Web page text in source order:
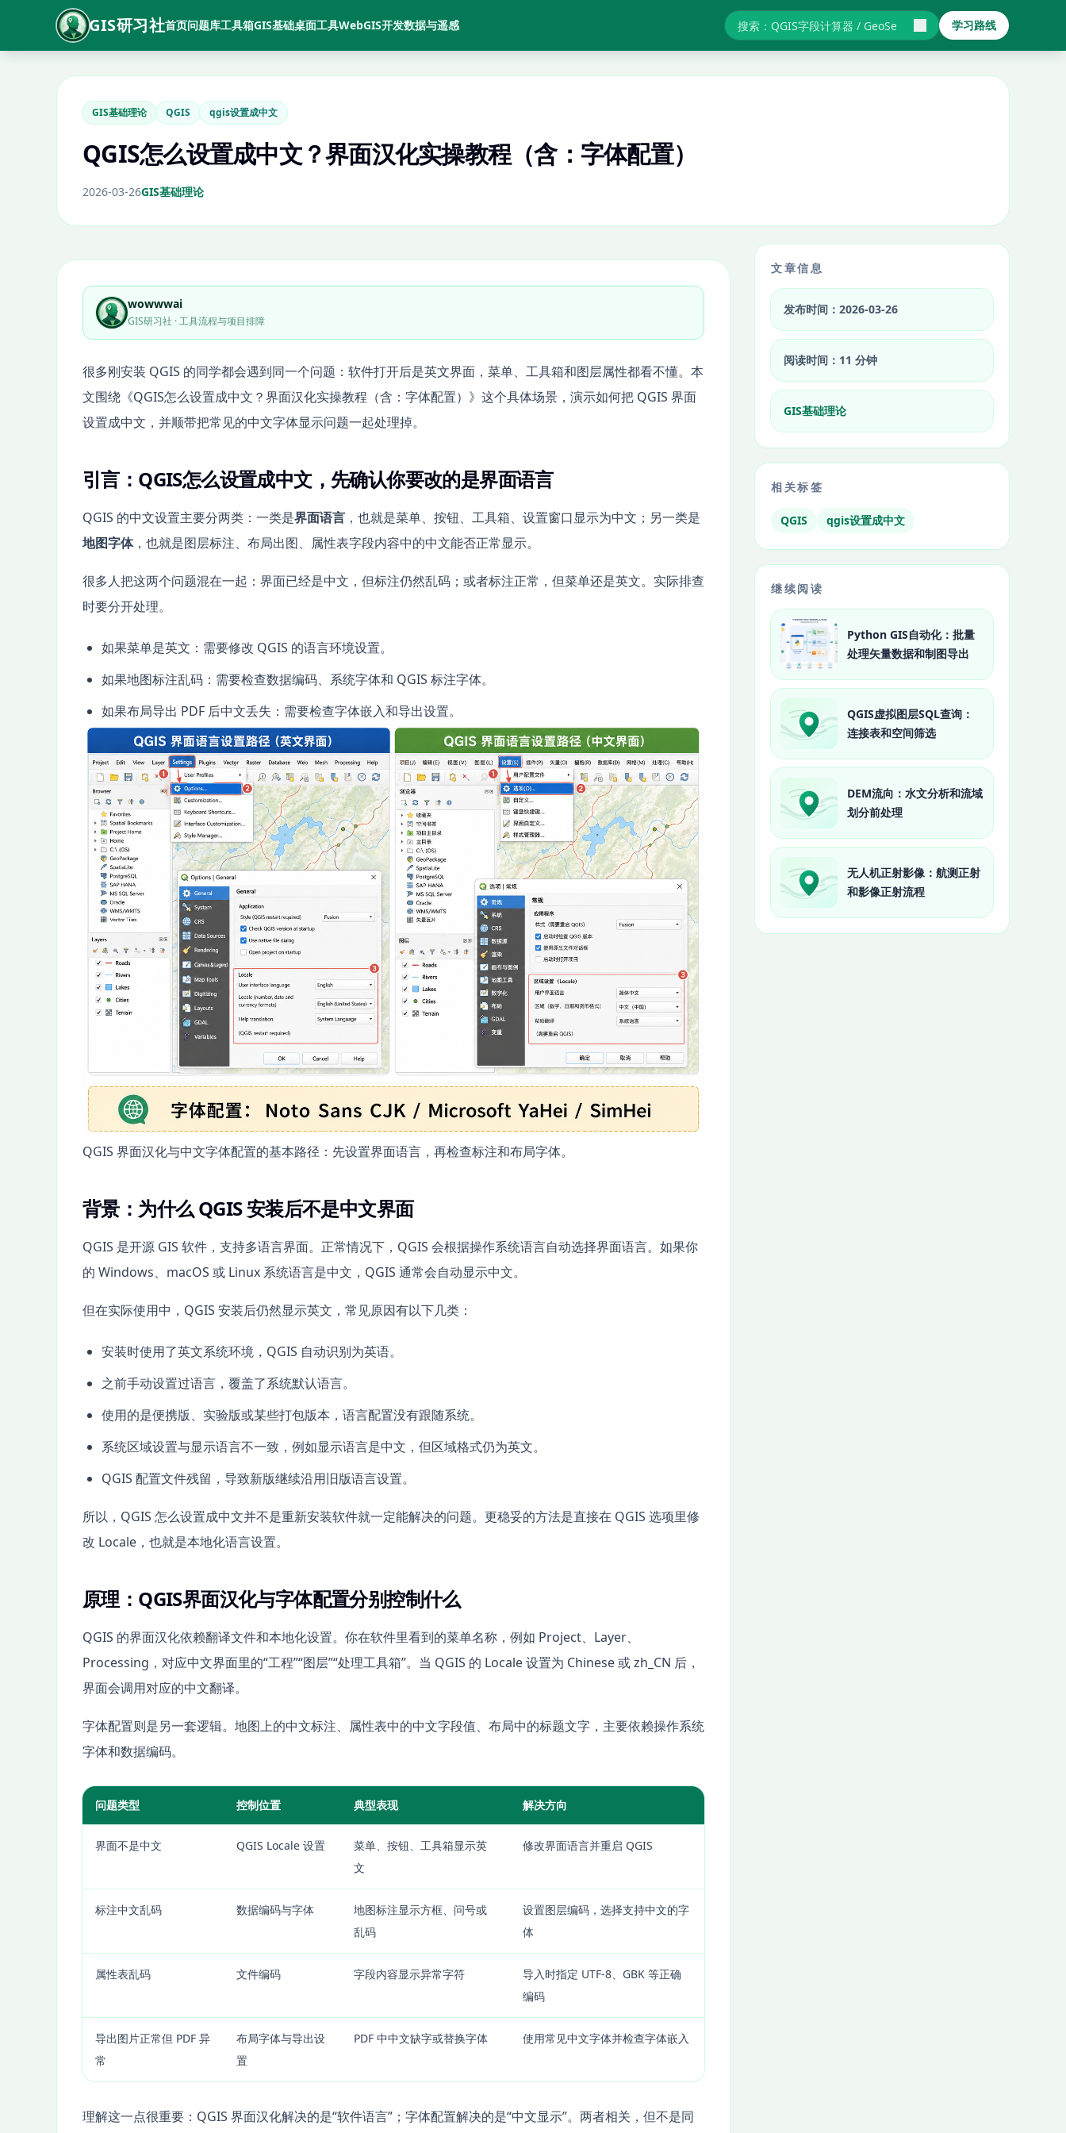
GIS研习社首页问题库工具箱GIS基础桌面工具WebGIS开发数据与遥感 搜索GIS教程与报错 学习路线
GIS基础理论 QGIS qgis设置成中文
QGIS怎么设置成中文？界面汉化实操教程（含：字体配置）
2026-03-26GIS基础理论
wowwwai
GIS研习社 · 工具流程与项目排障
很多刚安装 QGIS 的同学都会遇到同一个问题：软件打开后是英文界面，菜单、工具箱和图层属性都看不懂。本
文围绕《QGIS怎么设置成中文？界面汉化实操教程（含：字体配置）》这个具体场景，演示如何把 QGIS 界面
设置成中文，并顺带把常见的中文字体显示问题一起处理掉。
引言：QGIS怎么设置成中文，先确认你要改的是界面语言
QGIS 的中文设置主要分两类：一类是界面语言 ，也就是菜单、按钮、工具箱、设置窗口显示为中文；另一类是
地图字体，也就是图层标注、布局出图、属性表字段内容中的中文能否正常显示。
很多人把这两个问题混在一起：界面已经是中文，但标注仍然乱码；或者标注正常，但菜单还是英文。实际排查
时要分开处理。
如果菜单是英文：需要修改 QGIS 的语言环境设置。
如果地图标注乱码：需要检查数据编码、系统字体和 QGIS 标注字体。
如果布局导出 PDF 后中文丢失：需要检查字体嵌入和导出设置。
QGIS 界面汉化与中文字体配置的基本路径：先设置界面语言，再检查标注和布局字体。
背景：为什么 QGIS 安装后不是中文界面
QGIS 是开源 GIS 软件，支持多语言界面。正常情况下，QGIS 会根据操作系统语言自动选择界面语言。如果你
的 Windows、macOS 或 Linux 系统语言是中文，QGIS 通常会自动显示中文。
但在实际使用中，QGIS 安装后仍然显示英文，常见原因有以下几类：
安装时使用了英文系统环境，QGIS 自动识别为英语。
之前手动设置过语言，覆盖了系统默认语言。
使用的是便携版、实验版或某些打包版本，语言配置没有跟随系统。
系统区域设置与显示语言不一致，例如显示语言是中文，但区域格式仍为英文。
QGIS 配置文件残留，导致新版继续沿用旧版语言设置。
所以，QGIS 怎么设置成中文并不是重新安装软件就一定能解决的问题。更稳妥的方法是直接在 QGIS 选项里修
改 Locale，也就是本地化语言设置。
原理：QGIS界面汉化与字体配置分别控制什么
QGIS 的界面汉化依赖翻译文件和本地化设置。你在软件里看到的菜单名称，例如 Project、Layer、
Processing，对应中文界面里的“工程”“图层”“处理工具箱”。当 QGIS 的 Locale 设置为 Chinese 或 zh_CN 后，
界面会调用对应的中文翻译。
字体配置则是另一套逻辑。地图上的中文标注、属性表中的中文字段值、布局中的标题文字，主要依赖操作系统
字体和数据编码。
问题类型 控制位置 典型表现 解决方向
界面不是中文 QGIS Locale 设置
菜单、按钮、工具箱显示英
文
修改界面语言并重启 QGIS
标注中文乱码 数据编码与字体
地图标注显示方框、问号或
乱码
设置图层编码，选择支持中文的字
体
属性表乱码 文件编码 字段内容显示异常字符
导入时指定 UTF-8、GBK 等正确
编码
导出图片正常但 PDF 异
常
布局字体与导出设
置
PDF 中中文缺字或替换字体 使用常见中文字体并检查字体嵌入
理解这一点很重要：QGIS 界面汉化解决的是“软件语言”；字体配置解决的是“中文显示”。两者相关，但不是同
文章信息
发布时间：2026-03-26
阅读时间：11 分钟
GIS基础理论
相关标签
QGIS qgis设置成中文
继续阅读
Python GIS自动化：批量
处理矢量数据和制图导出
QGIS虚拟图层SQL查询：
连接表和空间筛选
DEM流向：水文分析和流域
划分前处理
无人机正射影像：航测正射
和影像正射流程